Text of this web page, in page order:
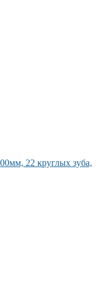
22 круглых зуба,